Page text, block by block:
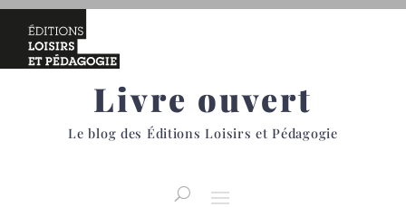
Livre ouvert
Le blog des Éditions Loisirs et Pédagogie